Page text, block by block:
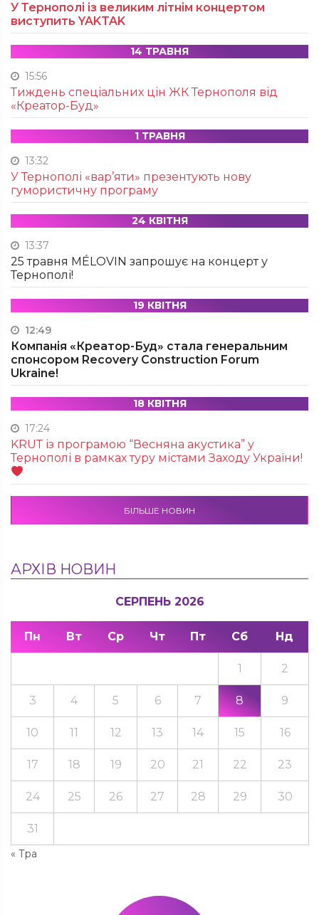
У Тернополі із великим літнім концертом
виступить YAKTAK
14 ТРАВНЯ
15:56
Тиждень спеціальних цін ЖК Тернополя від
«Креатор-Буд»
1 ТРАВНЯ
13:32
У Тернополі «вар’яти» презентують нову
гумористичну програму
24 КВІТНЯ
13:37
25 травня MÉLOVIN запрошує на концерт у
Тернополі!
19 КВІТНЯ
12:49
Компанія «Креатор-Буд» стала генеральним
спонсором Recovery Construction Forum
Ukraine!
18 КВІТНЯ
17:24
KRUТ із програмою “Весняна акустика” у
Тернополі в рамках туру містами Заходу України!
БІЛЬШЕ НОВИН
АРХІВ НОВИН
СЕРПЕНЬ 2026
Пн Вт Ср Чт Пт Сб Нд
« Тра
1 2
3 4 5 6 7 8 9
10 11 12 13 14 15 16
17 18 19 20 21 22 23
24 25 26 27 28 29 30
31